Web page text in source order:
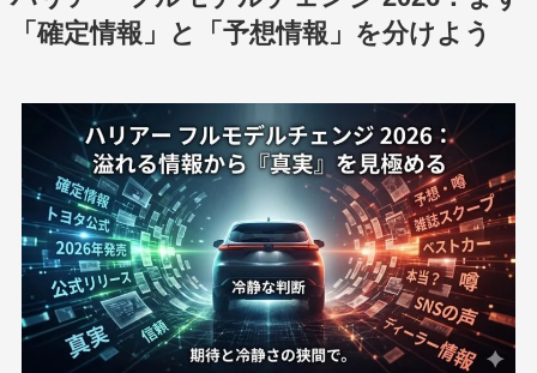
「確定情報」と「予想情報」を分けよう